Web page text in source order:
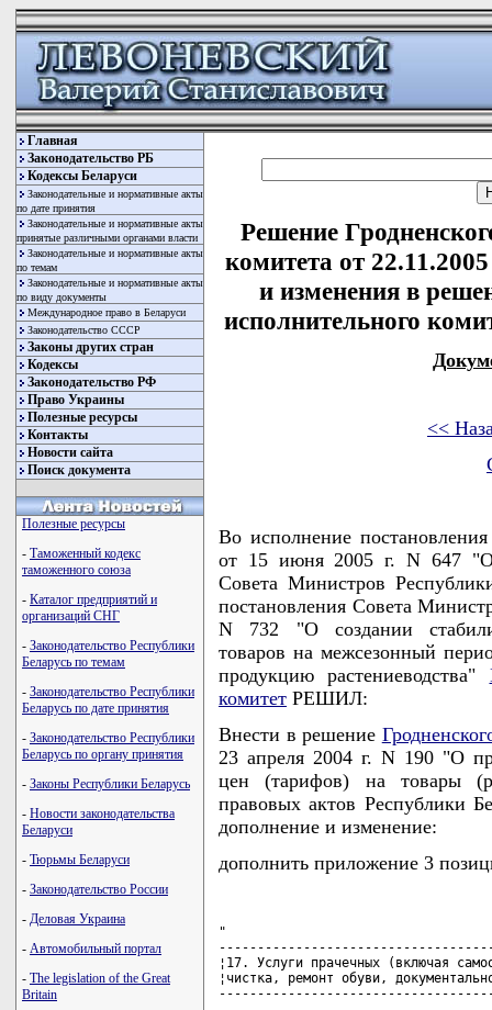
Главная
Законодательство РБ
Кодексы Беларуси
Законодательные и нормативные акты
по дате принятия
Законодательные и нормативные акты
принятые различными органами власти
Законодательные и нормативные акты
по темам
Законодательные и нормативные акты
по виду документы
Международное право в Беларуси
Законодательство СССР
Законы других стран
Кодексы
Законодательство РФ
Право Украины
Полезные ресурсы
Контакты
Новости сайта
Поиск документа
Полезные ресурсы
- Таможенный кодекс
таможенного союза
- Каталог предприятий и
организаций СНГ
- Законодательство Республики
Беларусь по темам
- Законодательство Республики
Беларусь по дате принятия
- Законодательство Республики
Беларусь по органу принятия
- Законы Республики Беларусь
- Новости законодательства
Беларуси
- Тюрьмы Беларуси
- Законодательство России
- Деловая Украина
- Автомобильный портал
- The legislation of the Great
Britain
Решение
комитета от
и изменения в
исполнительного
<<
Во исполнение
от 15 июня 2005 г. N 647 "О
Совета Министров
постановления Совета
N 732 "О создании
товаров на межсезонный
продукцию растениеводства"
комитет РЕШИЛ:
Внести в решение
23 апреля 2004 г. N 190 "О
цен (тарифов) на товары
правовых актов Республики
дополнение и изменение:
дополнить приложение 3
"
¦17. Услуги прачечных (включая
¦чистка, ремонт обуви,